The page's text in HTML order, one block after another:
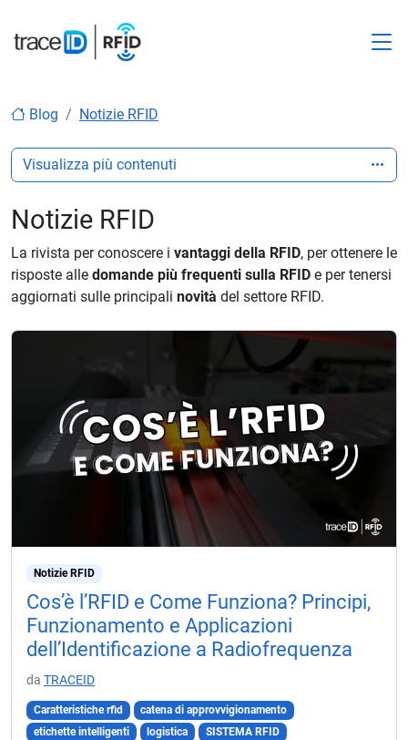
Blog Notizie RFID
Notizie RFID
La rivista per conoscere i vantaggi della RFID, per ottenere le
risposte alle domande più frequenti sulla RFID e per tenersi
aggiornati sulle principali novità del settore RFID.
Notizie RFID
Cos’è l’RFID e Come Funziona? Principi,
Funzionamento e Applicazioni
dell’Identificazione a Radiofrequenza
da TRACEID
Caratteristiche rfid
catena di approvvigionamento
etichette intelligenti
logistica
SISTEMA RFID
Visualizza più contenuti